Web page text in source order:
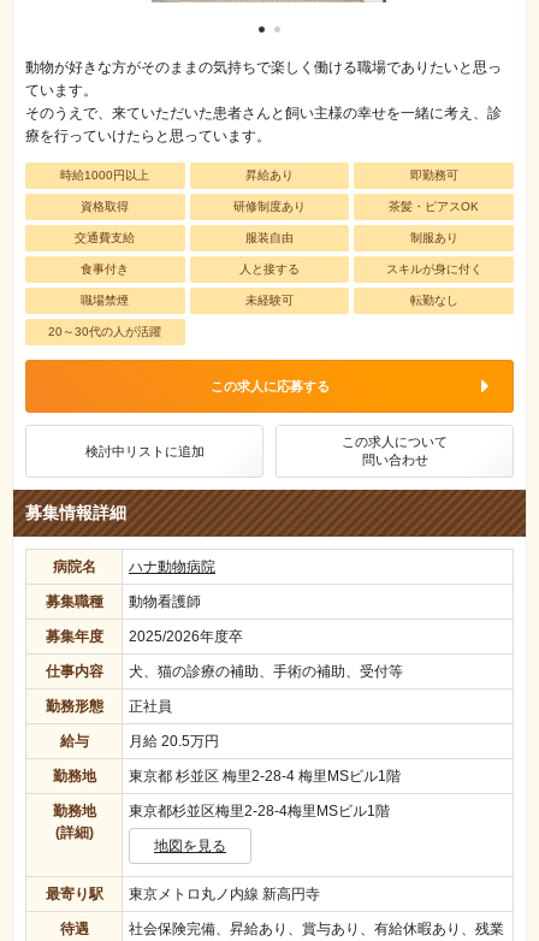
動物が好きな方がそのままの気持ちで楽しく働ける職場でありたいと思っ
ています。
そのうえで、来ていただいた患者さんと飼い主様の幸せを一緒に考え、診
療を行っていけたらと思っています。
時給1000円以上 昇給あり 即勤務可
資格取得 研修制度あり 茶髪・ピアスOK
交通費支給 服装自由 制服あり
食事付き 人と接する スキルが身に付く
職場禁煙 未経験可 転勤なし
20～30代の人が活躍
この求人に応募する
検討中リストに追加
この求人について
問い合わせ
募集情報詳細
病院名 ハナ動物病院
募集職種 動物看護師
募集年度 2025/2026年度卒
仕事内容 犬、猫の診療の補助、手術の補助、受付等
勤務形態 正社員
給与 月給 20.5万円
勤務地 東京都 杉並区 梅里2-28-4 梅里MSビル1階
勤務地
(詳細)
東京都杉並区梅里2-28-4梅里MSビル1階
地図を見る
最寄り駅 東京メトロ丸ノ内線 新高円寺
待遇
社会保険完備、昇給あり、賞与あり、有給休暇あり、残業